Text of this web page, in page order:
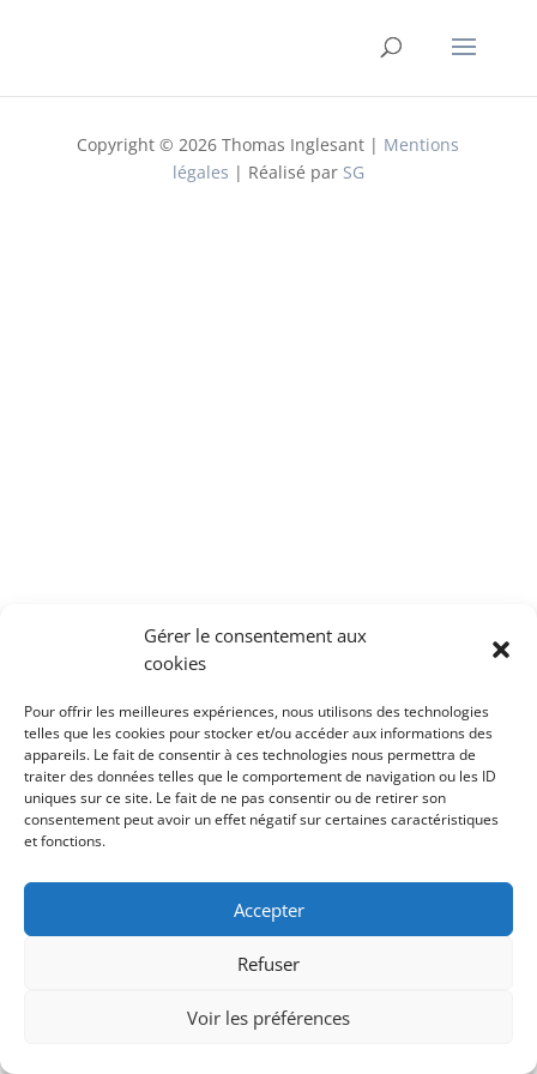
Gérer le consentement aux
cookies
Pour offrir les meilleures expériences, nous utilisons des technologies
telles que les cookies pour stocker et/ou accéder aux informations des
appareils. Le fait de consentir à ces technologies nous permettra de
traiter des données telles que le comportement de navigation ou les ID
uniques sur ce site. Le fait de ne pas consentir ou de retirer son
consentement peut avoir un effet négatif sur certaines caractéristiques
et fonctions.
Accepter
Refuser
Voir les préférences
Copyright © 2026 Thomas Inglesant | Mentions
légales | Réalisé par SG